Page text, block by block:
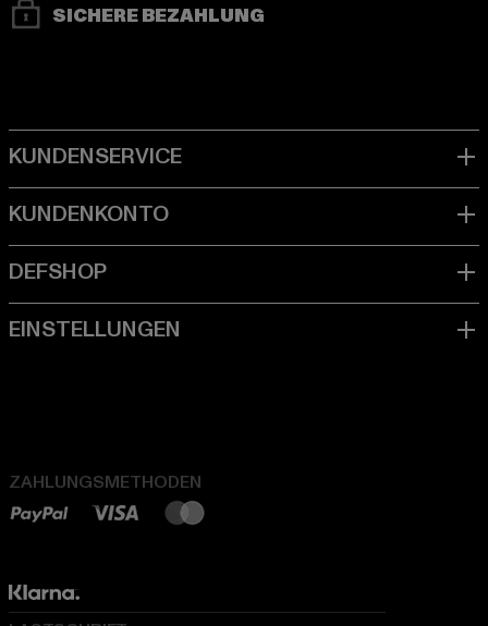
SICHERE BEZAHLUNG
ZAHLUNGSMETHODEN